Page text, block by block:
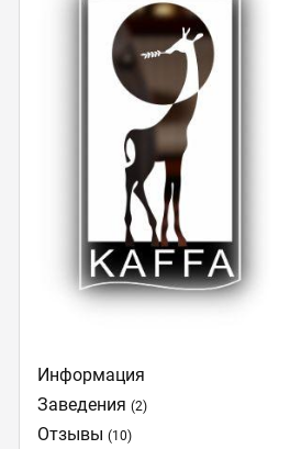
Информация
Заведения(2)
Отзывы(10)